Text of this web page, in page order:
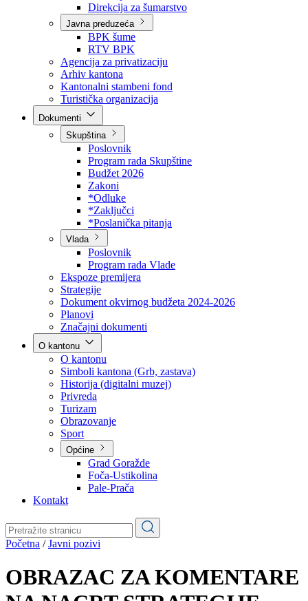
Direkcije
Direkcija za robne rezerve
Direkcija za ceste
Direkcija za šumarstvo
Javna preduzeća
BPK šume
RTV BPK
Agencija za privatizaciju
Arhiv kantona
Kantonalni stambeni fond
Turistička organizacija
Skupština
Poslovnik
Program rada Skupštine
Budžet 2026
Zakoni
*Odluke
*Zaključci
*Poslanička pitanja
Vlada
Poslovnik
Program rada Vlade
Ekspoze premijera
Strategije
Dokument okvirnog budžeta 2024-2026
Planovi
Značajni dokumenti
O kantonu
O kantonu
Simboli kantona (Grb, zastava)
Historija (digitalni muzej)
Privreda
Turizam
Obrazovanje
Općine
Pale-Prača
Kontakt
Početna /Javni pozivi